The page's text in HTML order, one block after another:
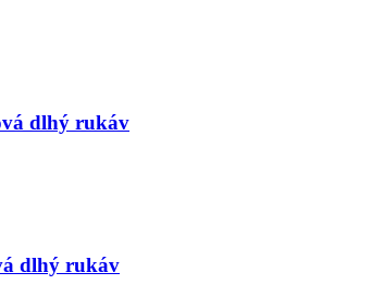
dlhý rukáv
dlhý rukáv